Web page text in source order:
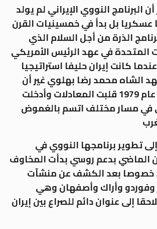
البرنامج النووي الإيراني لم يولد
بل بدأ في خمسينيات القرن
الذرة من أجل السلام الذي
المتحدة في عهد الرئيس الأمريكي
كانت إيران حليفا استراتيجيا
الشاه محمد رضا بهلوي غير أن
الثورة الإيرانية عام 1979 قلبت المعادلات وأدخلت
في مسار مختلف اتسم بالغموض
تطوير برنامجها النووي في
الماضي بدعم روسي بدأت المخاوف
خصوصا بعد الكشف عن منشآت
وفوردو وأراك وأصفهان وهي
إلى عنوان دائم للصراع بين إيران